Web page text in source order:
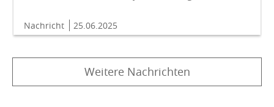
Nachricht 25.06.2025
Weitere Nachrichten